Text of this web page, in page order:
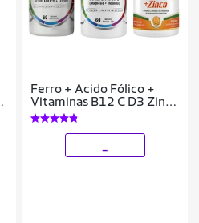
Ferro + Ácido Fólico +
Vitaminas B12 C D3 Zinco
+ Magnésio Treonato 60
Capsulas